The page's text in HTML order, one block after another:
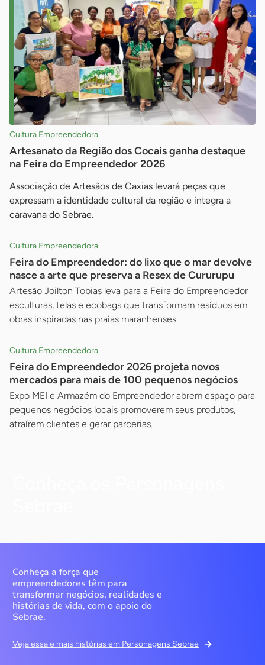
Cultura Empreendedora
Artesanato da Região dos Cocais ganha destaque
na Feira do Empreendedor 2026
Associação de Artesãos de Caxias levará peças que
expressam a identidade cultural da região e integra a
caravana do Sebrae.
Cultura Empreendedora
Feira do Empreendedor: do lixo que o mar devolve
nasce a arte que preserva a Resex de Cururupu
Artesão Joilton Tobias leva para a Feira do Empreendedor
esculturas, telas e ecobags que transformam resíduos em
obras inspiradas nas praias maranhenses
Cultura Empreendedora
Feira do Empreendedor 2026 projeta novos
mercados para mais de 100 pequenos negócios
Expo MEI e Armazém do Empreendedor abrem espaço para
pequenos negócios locais promoverem seus produtos,
atraírem clientes e gerar parcerias.
Conheça a força que
empreendedores têm para
transformar negócios, realidades e
histórias de vida, com o apoio do
Sebrae.
Veja essa e mais histórias em Personagens Sebrae